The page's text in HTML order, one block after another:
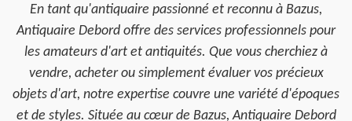
En tant qu'antiquaire passionné et reconnu à Bazus,
Antiquaire Debord offre des services professionnels pour
les amateurs d'art et antiquités. Que vous cherchiez à
vendre, acheter ou simplement évaluer vos précieux
objets d'art, notre expertise couvre une variété d'époques
et de styles. Située au cœur de Bazus, Antiquaire Debord